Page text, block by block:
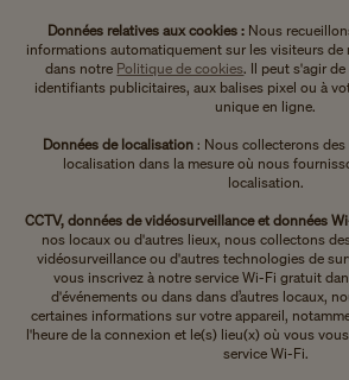
Données relatives aux cookies : Nous
informations automatiquement sur les visiteurs de
dans notre Politique de cookies. Il peut s'agir
identifiants publicitaires, aux balises pixel ou à
unique en ligne.
Données de localisation : Nous collecterons
localisation dans la mesure où nous
localisation.
CCTV, données de vidéosurveillance et données
nos locaux ou d'autres lieux, nous collectons
vidéosurveillance ou d'autres technologies de
vous inscrivez à notre service Wi-Fi gratuit
d'événements ou dans dans d’autres locaux,
certaines informations sur votre appareil,
l'heure de la connexion et le(s) lieu(x) où vous
service Wi-Fi.